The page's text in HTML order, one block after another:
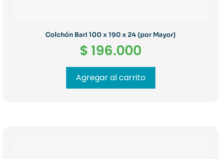
Colchón Bari 100 x 190 x 24 (por Mayor)
$ 196.000
Agregar al carrito